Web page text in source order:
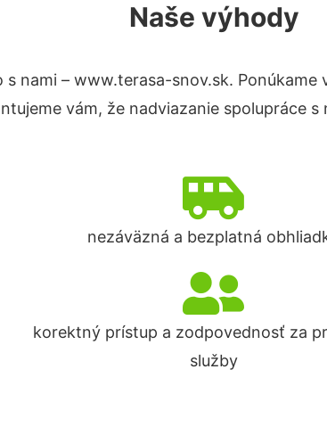
Naše výhody
nami – www.terasa-snov.sk.
vám, že nadviazanie spolupráce
nezáväzná a bezplatná
korektný prístup a zodpovednosť za
služby